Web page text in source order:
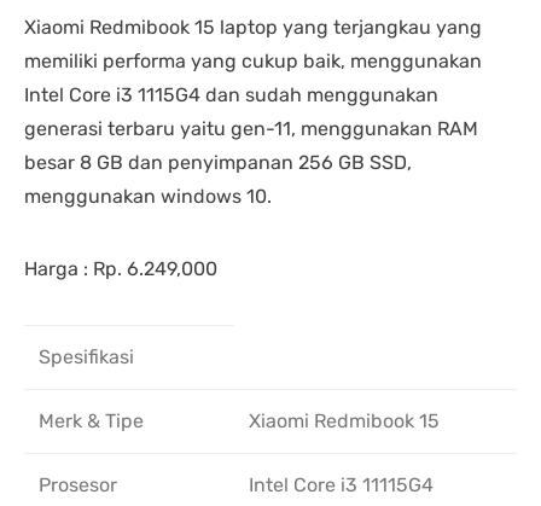
Xiaomi Redmibook 15 laptop yang terjangkau yang
memiliki performa yang cukup baik, menggunakan
Intel Core i3 1115G4 dan sudah menggunakan
generasi terbaru yaitu gen-11, menggunakan RAM
besar 8 GB dan penyimpanan 256 GB SSD,
menggunakan windows 10.
Harga : Rp. 6.249,000
Spesifikasi
Merk & Tipe Xiaomi Redmibook 15
Prosesor Intel Core i3 11115G4